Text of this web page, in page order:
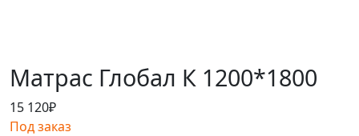
Матрас Глобал К 1200*1800
15 120₽
Под заказ